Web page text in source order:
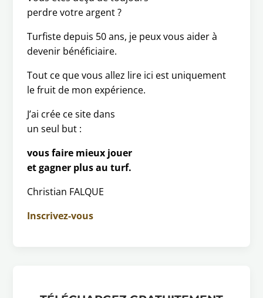
perdre votre argent ?
Turfiste depuis 50 ans, je peux vous aider à
devenir bénéficiaire.
Tout ce que vous allez lire ici est uniquement
le fruit de mon expérience.
J’ai crée ce site dans
un seul but :
vous faire mieux jouer
et gagner plus au turf.
Christian FALQUE
Inscrivez-vous